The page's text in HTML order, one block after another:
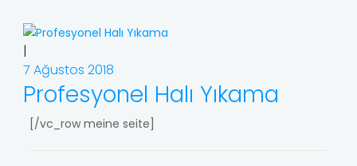
|
7 Ağustos 2018
Profesyonel Halı Yıkama
[/vc_row meine seite]